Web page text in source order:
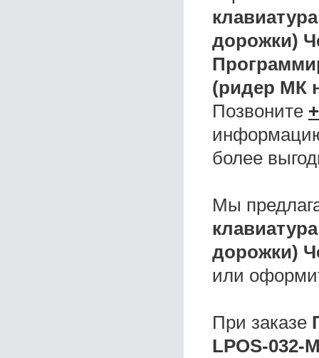
дорожки)
(ридер МК
Позвоните
более
Мы
дорожки)
или
При заказе
LPOS-032-